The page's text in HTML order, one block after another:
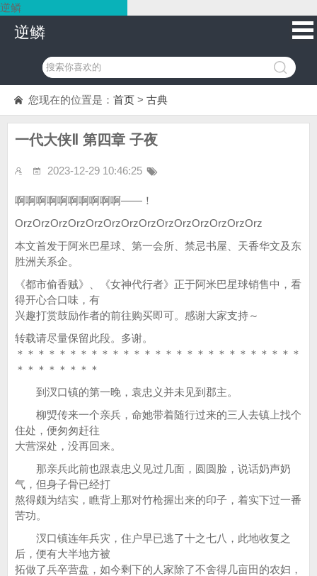
逆鳞
逆鳞
您现在的位置是： 首页 > 古典
一代大侠Ⅱ 第四章 子夜
2023-12-29 10:46:25
啊啊啊啊啊啊啊啊啊啊——！
OrzOrzOrzOrzOrzOrzOrzOrzOrzOrzOrzOrzOrzOrz
本文首发于阿米巴星球、第一会所、禁忌书屋、天香华文及东
胜洲关系企。
《都市偷香贼》、《女神代行者》正于阿米巴星球销售中，看
得开心合口味，有
兴趣打赏鼓励作者的前往购买即可。感谢大家支持～
转载请尽量保留此段。多谢。
＊＊＊＊＊＊＊＊＊＊＊＊＊＊＊＊＊＊＊＊＊＊＊＊＊＊＊
＊＊＊＊＊＊＊＊
到汊口镇的第一晚，袁忠义并未见到郡主。
柳焽传来一个亲兵，命她带着随行过来的三人去镇上找个
住处，便匆匆赶往
大营深处，没再回来。
那亲兵此前也跟袁忠义见过几面，圆圆脸，说话奶声奶
气，但身子骨已经打
熬得颇为结实，瞧背上那对竹枪握出来的印子，着实下过一番
苦功。
汊口镇连年兵灾，住户早已逃了十之七八，此地收复之
后，便有大半地方被
拓做了兵卒营盘，如今剩下的人家除了不舍得几亩田的农妇，